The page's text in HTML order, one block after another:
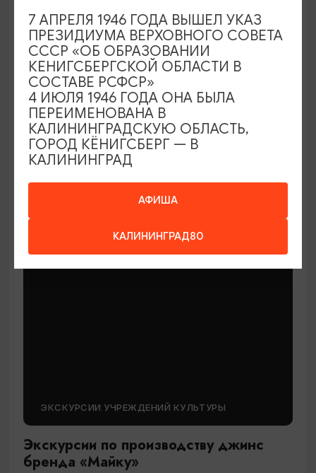
МАСТЕР-КЛАССЫ
Мастер-классы по керамике Елены
Бодяковой
Калининград, ул. Баранова, 45
ЭКСКУРСИИ УЧРЕЖДЕНИЙ КУЛЬТУРЫ
Экскурсии по производству джинс
бренда «Майку»
АФИША
КАЛИНИНГРАД80
7 АПРЕЛЯ 1946 ГОДА ВЫШЕЛ УКАЗ
ПРЕЗИДИУМА ВЕРХОВНОГО СОВЕТА
СССР «ОБ ОБРАЗОВАНИИ
КЕНИГСБЕРГСКОЙ ОБЛАСТИ В
СОСТАВЕ РСФСР»
4 ИЮЛЯ 1946 ГОДА ОНА БЫЛА
ПЕРЕИМЕНОВАНА В
КАЛИНИНГРАДСКУЮ ОБЛАСТЬ,
ГОРОД КЁНИГСБЕРГ — В
КАЛИНИНГРАД